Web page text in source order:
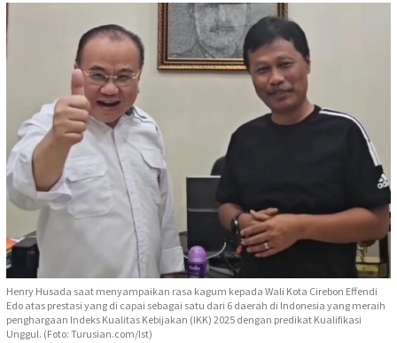
Henry Husada saat menyampaikan rasa kagum kepada Wali Kota Cirebon Effendi
Edo atas prestasi yang di capai sebagai satu dari 6 daerah di Indonesia yang meraih
penghargaan Indeks Kualitas Kebijakan (IKK) 2025 dengan predikat Kualifikasi
Unggul. (Foto: Turusian.com/Ist)